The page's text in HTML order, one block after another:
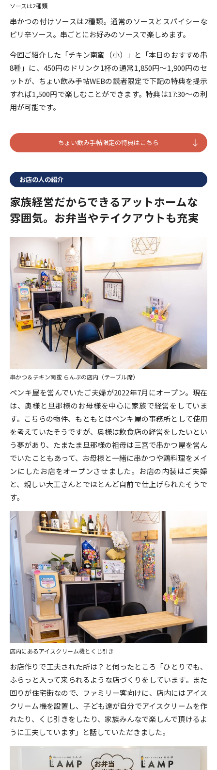
ソースは2種類
串かつの付けソースは2種類。通常のソースとスパイシーな
ピリ辛ソース。串ごとにお好みのソースで楽しめます。
今回ご紹介した「チキン南蛮（小）」と「本日のおすすめ串
8種」に、450円のドリンク1杯の通常1,850円～1,900円のセ
ットが、ちょい飲み手帖WEBの読者限定で下記の特典を提示
すれば1,500円で楽しむことができます。特典は17:30～の利
用が可能です。
ちょい飲み手帖限定の特典はこちら
お店の人の紹介
家族経営だからできるアットホームな
雰囲気。お弁当やテイクアウトも充実
串かつ＆チキン南蛮 らんぷの店内（テーブル席）
ペンキ屋を営んでいたご夫婦が2022年7月にオープン。現在
は、奥様と旦那様のお母様を中心に家族で経営をしていま
す。こちらの物件、もともとはペンキ屋の事務所として使用
を考えていたそうですが、奥様は飲食店の経営をしたいとい
う夢があり、たまたま旦那様の祖母は三宮で串かつ屋を営ん
でいたこともあって、お母様と一緒に串かつや鶏料理をメイ
ンにしたお店をオープンさせました。お店の内装はご夫婦
と、親しい大工さんとでほとんど自前で仕上げられたそうで
す。
店内にあるアイスクリーム機とくじ引き
お店作りで工夫された所は？と伺ったところ「ひとりでも、
ふらっと入って来られるような店づくりをしています。また
回りが住宅街なので、ファミリー客向けに、店内にはアイス
クリーム機を設置し、子ども達が自分でアイスクリームを作
れたり、くじ引きをしたり、家族みんなで楽しんで頂けるよ
うに工夫しています」と話していただきました。